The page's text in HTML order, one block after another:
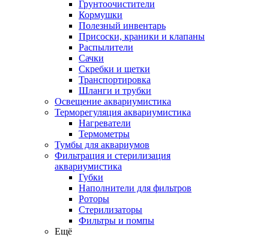
Грунтоочистители
Кормушки
Полезный инвентарь
Присоски, краники и клапаны
Распылители
Сачки
Скребки и щетки
Транспортировка
Шланги и трубки
Освещение аквариумистика
Терморегуляция аквариумистика
Нагреватели
Термометры
Тумбы для аквариумов
Фильтрация и стерилизация
аквариумистика
Губки
Наполнители для фильтров
Роторы
Стерилизаторы
Фильтры и помпы
Ещё